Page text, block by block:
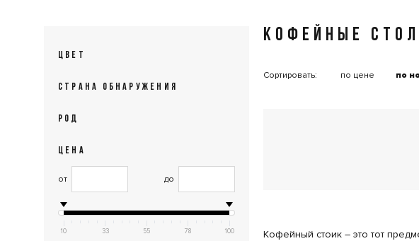
КОФЕЙНЫЕ
Сортировать: по цене по
Кофейный стоик – это тот
ЦВЕТ
СТРАНА ОБНАРУЖЕНИЯ
РОД
ЦЕНА
от до
10 33 55 78 100